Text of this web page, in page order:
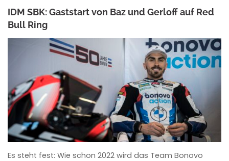
IDM SBK: Gaststart von Baz und Gerloff auf Red
Bull Ring
ANKE WIECZOREK
Es steht fest: Wie schon 2022 wird das Team Bonovo